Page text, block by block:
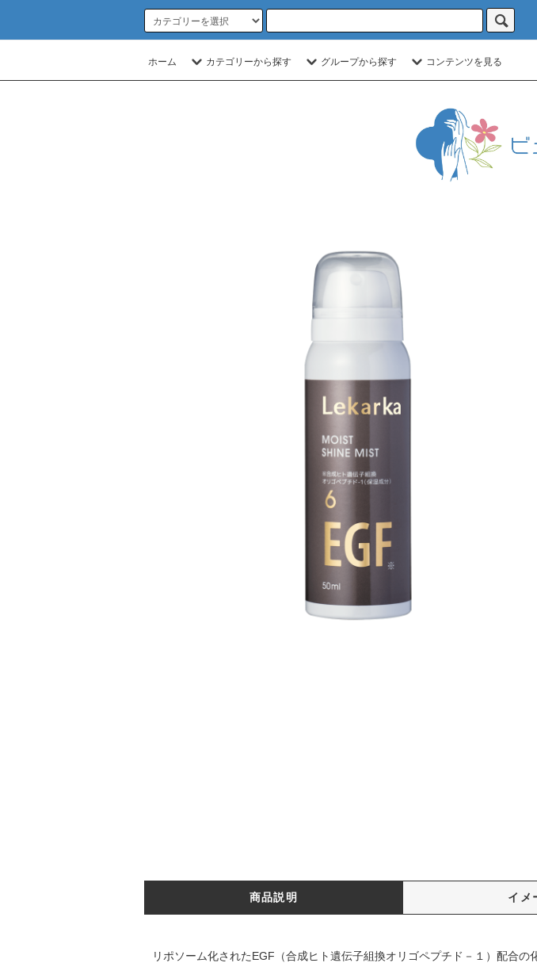
ホーム カテゴリーから探す グループから探す コンテンツを見る
商品説明 イメ
リポソーム化されたEGF（合成ヒト遺伝子組換オリゴペプチド－１）配合